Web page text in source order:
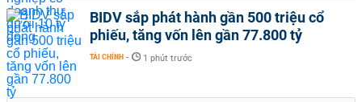
BIDV sắp phát hành gần 500 triệu cổ
phiếu, tăng vốn lên gần 77.800 tỷ
TÀI CHÍNH - 1 phút trước